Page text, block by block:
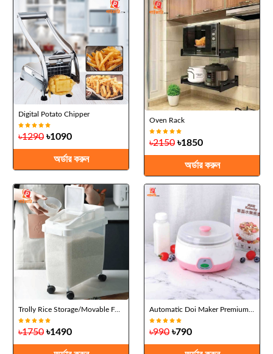
Digital Potato Chipper
৳1290 ৳1090
অর্ডার করুন
Oven Rack
৳2150 ৳1850
অর্ডার করুন
Trolly Rice Storage/Movable Food Container
৳1750 ৳1490
Automatic Doi Maker Premium (1.7L)
৳990 ৳790